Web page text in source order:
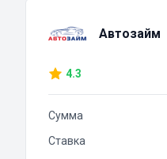
Автозайм
4.3
Сумма
Ставка